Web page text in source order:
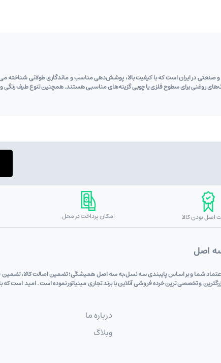
صنعتی در ایران است که با کیفیت بالا، پوشش‌دهی مناسب و ماندگاری طولانی شناخته
روغنی برای سطوح فلزی یا چوبی گزینه‌های مناسبی هستند. همچنین تنوع طیف رنگی و
اصل بودن کالا امکان پرداخت در محل
اصل
گستر دی (علی اکبری) به پشتوانه 6 دهه اعتماد شما و بر اساس پایبندی سه نسل،به سه اصل همیشگی؛ تضمین
و تخصصی ترین خرده فروشی آنلاین با برند تجاری مینیاتور نموده است . امید است
درباره ما
وبلاگ